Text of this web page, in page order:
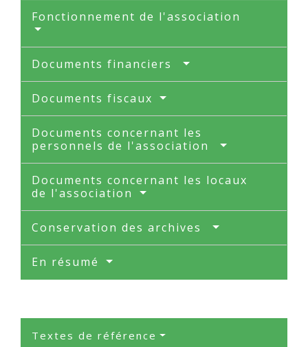
Fonctionnement de l'association
Documents financiers
Documents fiscaux
Documents concernant les
personnels de l'association
Documents concernant les locaux
de l'association
Conservation des archives
En résumé
Textes de référence